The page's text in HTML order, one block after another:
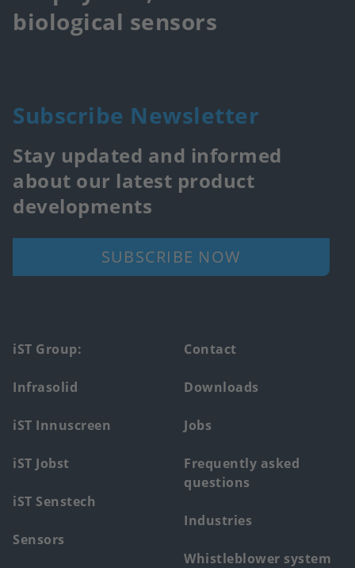
biological sensors
Subscribe Newsletter
Stay updated and informed
about our latest product
developments
SUBSCRIBE NOW
Footer
main
menu
iST Group:
Infrasolid
iST Innuscreen
iST Jobst
iST Senstech
Sensors
Contact
Downloads
Jobs
Frequently asked
questions
Industries
Whistleblower system